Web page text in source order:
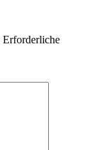
Erforderliche